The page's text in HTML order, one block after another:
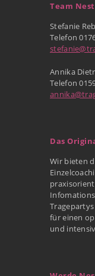
Team
Stefanie
Telefon
Annika
Telefon
Das
Wir bieten
für einen
und